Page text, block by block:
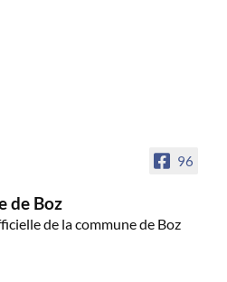
96
de Boz
de la commune de Boz